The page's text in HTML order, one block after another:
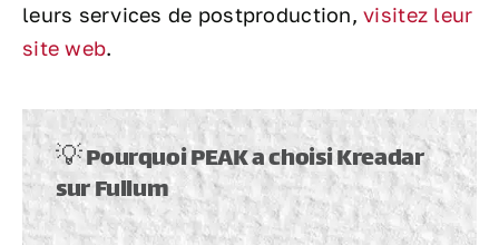
leurs services de postproduction,visitez leur
site web.
💡 Pourquoi PEAK a choisi Kreadar
sur Fullum